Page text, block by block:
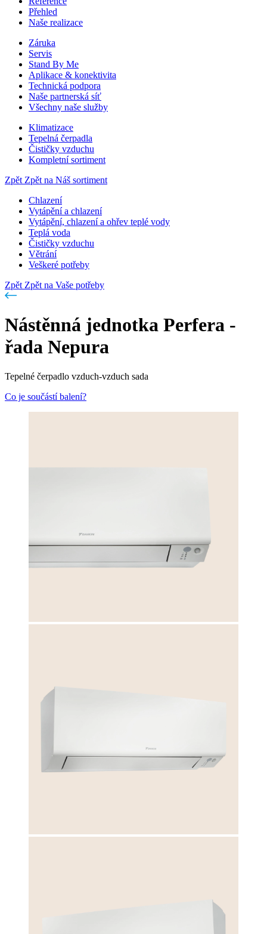
Přehled
Naše realizace
Záruka
Servis
Stand By Me
Aplikace & konektivita
Technická podpora
Naše partnerská síť
Všechny naše služby
Klimatizace
Tepelná čerpadla
Čističky vzduchu
Kompletní sortiment
Zpět Zpět na Náš sortiment
Chlazení
Vytápění a chlazení
Vytápění, chlazení a ohřev teplé vody
Teplá voda
Čističky vzduchu
Větrání
Veškeré potřeby
Zpět Zpět na Vaše potřeby
Nástěnná jednotka Perfera -
řada Nepura
Tepelné čerpadlo vzduch-vzduch sada
Co je součástí balení?